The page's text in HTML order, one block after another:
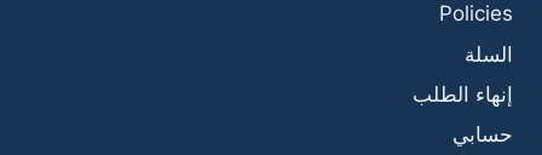
Policies
السلة
إنهاء الطلب
حسابي